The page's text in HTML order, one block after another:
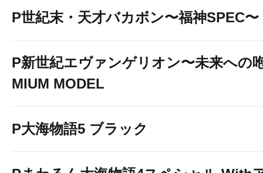
↓↓↓画像をクリックして詳細情
P世紀末・天才バカボン〜福神SPEC〜
P新世紀エヴァンゲリオン〜未来への
MIUM MODEL
P大海物語5 ブラック